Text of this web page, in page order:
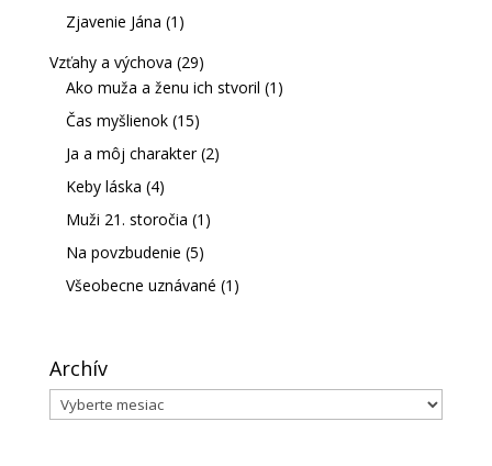
Zjavenie Jána (1)
Vzťahy a výchova (29)
Ako muža a ženu ich stvoril (1)
Čas myšlienok(15)
Ja a môj charakter(2)
Keby láska (4)
Muži 21. storočia (1)
Na povzbudenie (5)
Všeobecne uznávané (1)
Archív
Archív